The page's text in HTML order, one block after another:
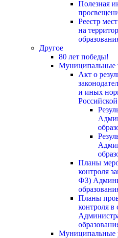
Полезная
Реестр
на
Другое
80 лет победы!
Муниципальные
Акт о
и иных
Планы
контроля
ФЗ)
Планы
контроля в
Муниципальные